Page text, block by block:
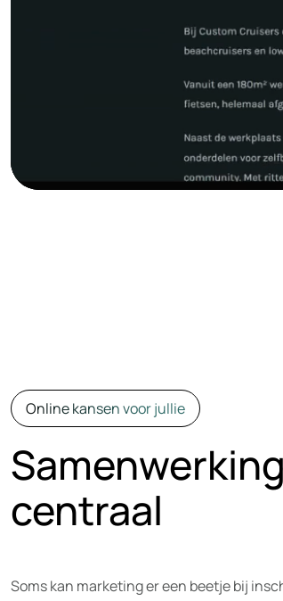
Online kansen voor jullie
centraal
Soms kan marketing er een beetje bij